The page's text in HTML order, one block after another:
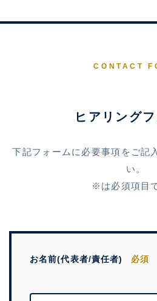
CONTACT
ヒアリング
下記フォームに必要事項をご記
い。
※は必須項目
お名前(代表者/責任者) 必須